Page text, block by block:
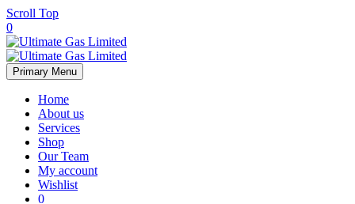
Scroll Top
0
Primary Menu
Home
About us
Services
Shop
Our Team
My account
Wishlist
0